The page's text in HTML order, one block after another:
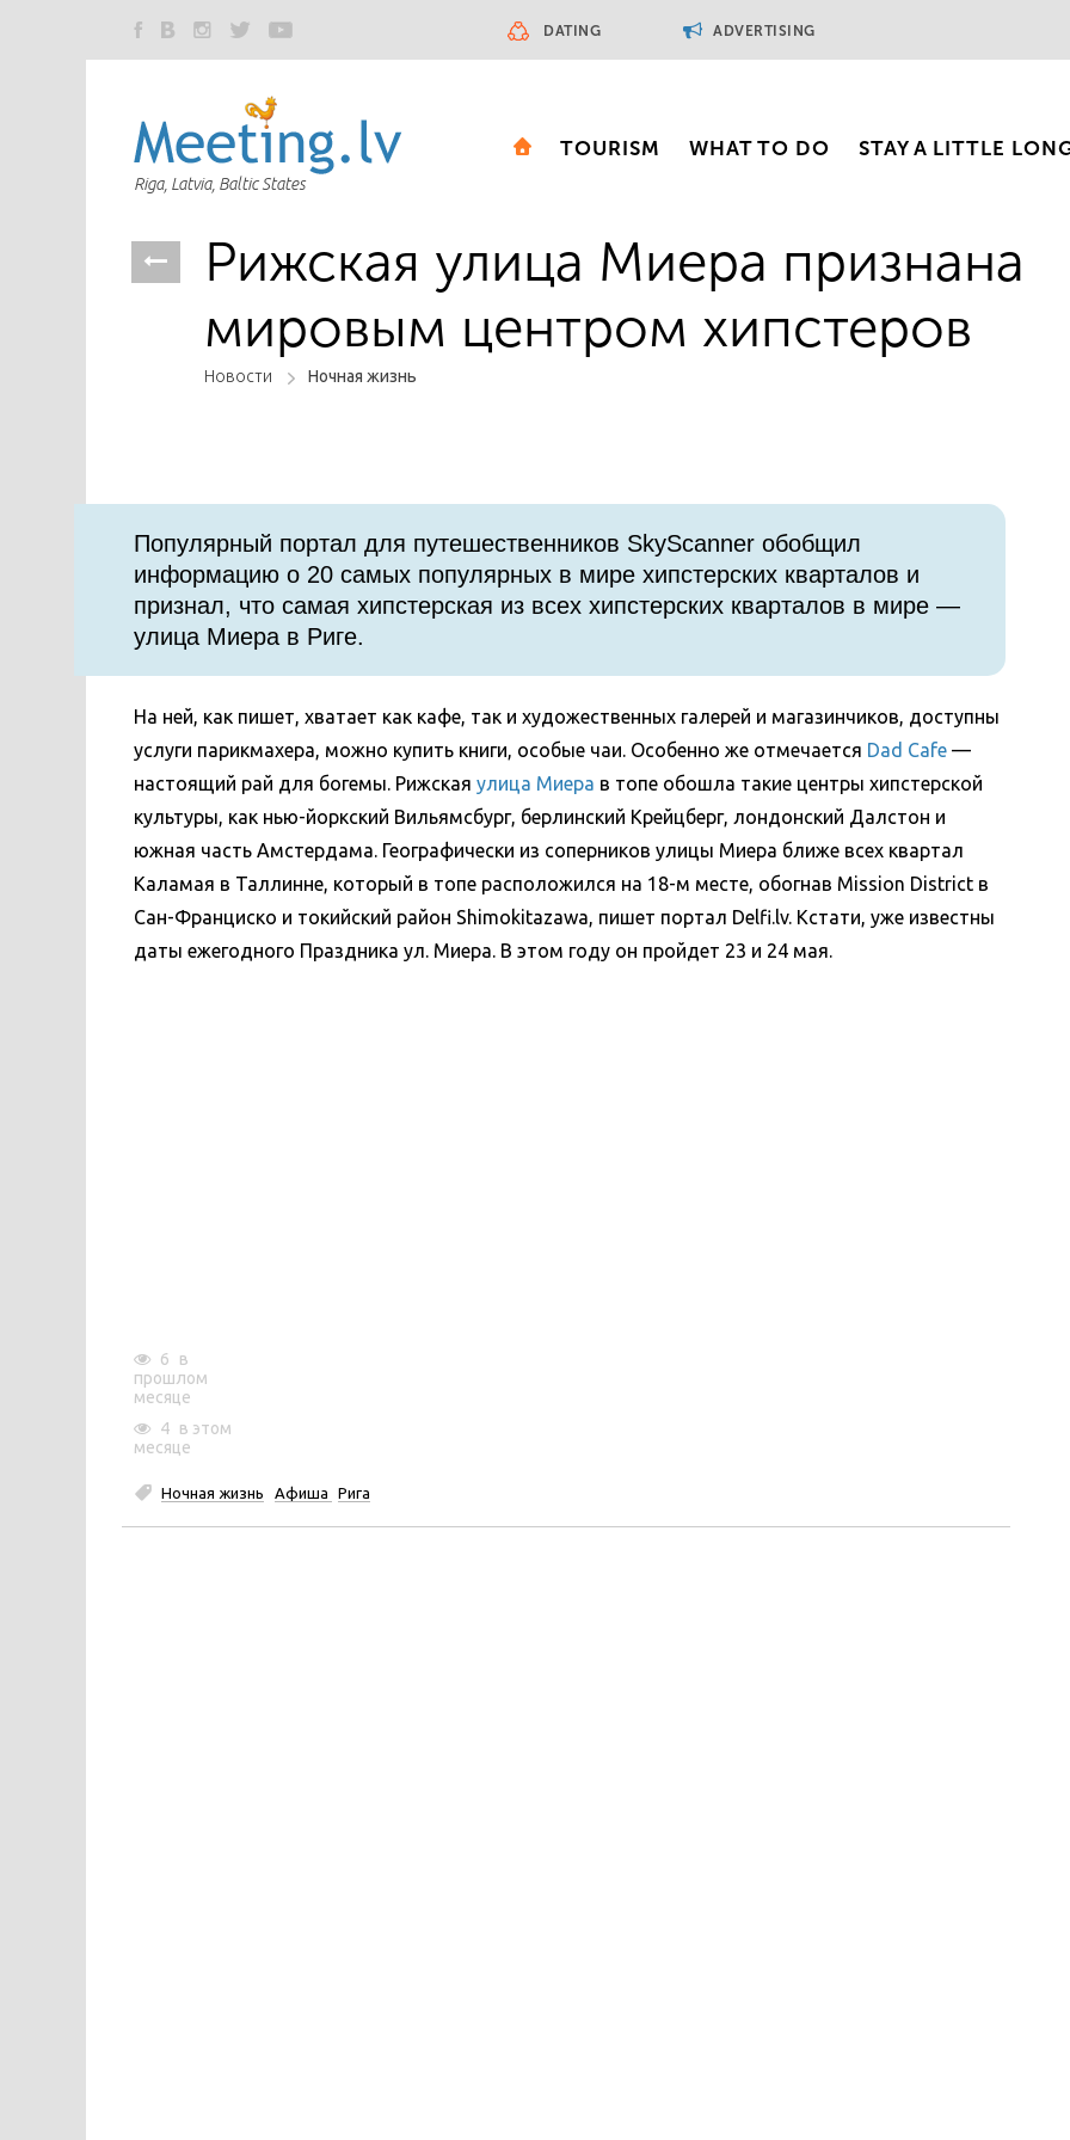
DATING ADVERTISING
Riga, Latvia, Baltic States
TOURISM WHAT TO DO STAY A LITTLE
Рижская улица Миера признана
мировым центром хипстеров
Новости Ночная жизнь
Популярный портал для путешественников SkyScanner обобщил
информацию о 20 самых популярных в мире хипстерских кварталов и
признал, что самая хипстерская из всех хипстерских кварталов в мире —
улица Миера в Риге.
На ней, как пишет, хватает как кафе, так и художественных галерей и магазинчиков, доступны
услуги парикмахера, можно купить книги, особые чаи. Особенно же отмечается Dad Cafe —
настоящий рай для богемы. Рижская улица Миера в топе обошла такие центры хипстерской
культуры, как нью-йоркский Вильямсбург, берлинский Крейцберг, лондонский Далстон и
южная часть Амстердама. Географически из соперников улицы Миера ближе всех квартал
Каламая в Таллинне, который в топе расположился на 18-м месте, обогнав Mission District в
Сан-Франциско и токийский район Shimokitazawa, пишет портал Delfi.lv. Кстати, уже известны
даты ежегодного Праздника ул. Миера. В этом году он пройдет 23 и 24 мая.
6
в
прошлом
месяце
4 в этом
месяце
Ночная жизнь Афиша Рига